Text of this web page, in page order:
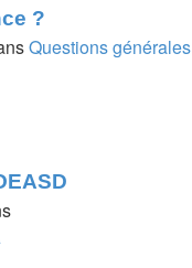
?
Questions générales